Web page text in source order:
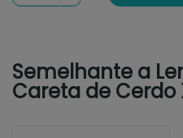
Semelhante a
Careta de Cerdo